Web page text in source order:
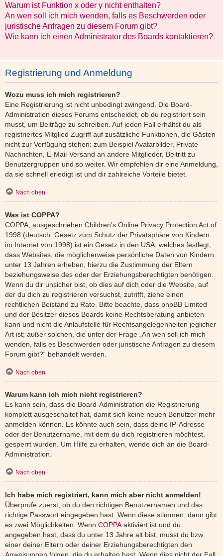
Warum ist Funktion x oder y nicht enthalten?
An wen soll ich mich wenden, falls es Beschwerden oder
juristische Anfragen zu diesem Forum gibt?
Wie kann ich einen Administrator des Boards kontaktieren?
Registrierung und Anmeldung
Wozu muss ich mich registrieren?
Eine Registrierung ist nicht unbedingt zwingend. Die Board-
Administration dieses Forums entscheidet, ob du registriert sein
musst, um Beiträge zu schreiben. Auf jeden Fall erhältst du als
registriertes Mitglied Zugriff auf zusätzliche Funktionen, die Gästen
nicht zur Verfügung stehen: zum Beispiel Avatarbilder, Private
Nachrichten, E-Mail-Versand an andere Mitglieder, Beitritt zu
Benutzergruppen und so weiter. Wir empfehlen dir eine Anmeldung,
da sie schnell erledigt ist und dir zahlreiche Vorteile bietet.
Nach oben
Was ist COPPA?
COPPA, ausgeschrieben Children’s Online Privacy Protection Act of
1998 (deutsch: Gesetz zum Schutz der Privatsphäre von Kindern
im Internet von 1998) ist ein Gesetz in den USA, welches festlegt,
dass Websites, die möglicherweise persönliche Daten von Kindern
unter 13 Jahren erheben, hierzu die Zustimmung der Eltern
beziehungsweise des oder der Erziehungsberechtigten benötigen.
Wenn du dir unsicher bist, ob dies auf dich oder die Website, auf
der du dich zu registrieren versuchst, zutrifft, ziehe einen
rechtlichen Beistand zu Rate. Bitte beachte, dass phpBB Limited
und der Besitzer dieses Boards keine Rechtsberatung anbieten
kann und nicht die Anlaufstelle für Rechtsangelegenheiten jeglicher
Art ist; außer solchen, die unter der Frage „An wen soll ich mich
wenden, falls es Beschwerden oder juristische Anfragen zu diesem
Forum gibt?“ behandelt werden.
Nach oben
Warum kann ich mich nicht registrieren?
Es kann sein, dass die Board-Administration die Registrierung
komplett ausgeschaltet hat, damit sich keine neuen Benutzer mehr
anmelden können. Es könnte auch sein, dass deine IP-Adresse
oder der Benutzername, mit dem du dich registrieren möchtest,
gesperrt wurden. Um Hilfe zu erhalten, wende dich an die Board-
Administration.
Nach oben
Ich habe mich registriert, kann mich aber nicht anmelden!
Überprüfe zuerst, ob du den richtigen Benutzernamen und das
richtige Passwort eingegeben hast. Wenn diese stimmen, dann gibt
es zwei Möglichkeiten. Wenn COPPA aktiviert ist und du
angegeben hast, dass du unter 13 Jahre alt bist, musst du bzw.
einer deiner Eltern oder deiner Erziehungsberechtigten den
Anweisungen folgen, die du erhalten hast. Wenn dies nicht der Fall